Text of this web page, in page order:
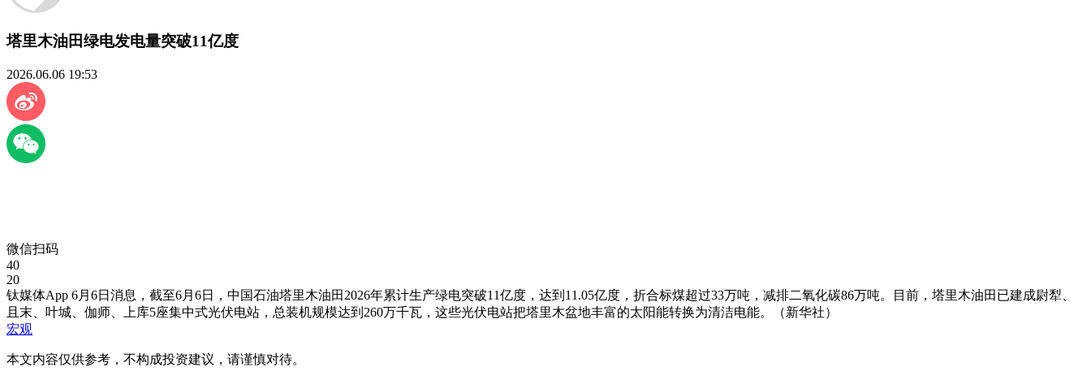
塔里木油田绿电发电量突破11亿度
2026.06.06 19:53
微信扫码
40
20
钛媒体App 6月6日消息，截至6月6日，中国石油塔里木油田2026年累计生产绿电突破11亿度，达到11.05亿度，折合标煤超过33万吨，减排二氧化碳86万吨。目前，塔里木油田已建成尉犁、
且末、叶城、伽师、上库5座集中式光伏电站，总装机规模达到260万千瓦，这些光伏电站把塔里木盆地丰富的太阳能转换为清洁电能。（新华社）
宏观
本文内容仅供参考，不构成投资建议，请谨慎对待。